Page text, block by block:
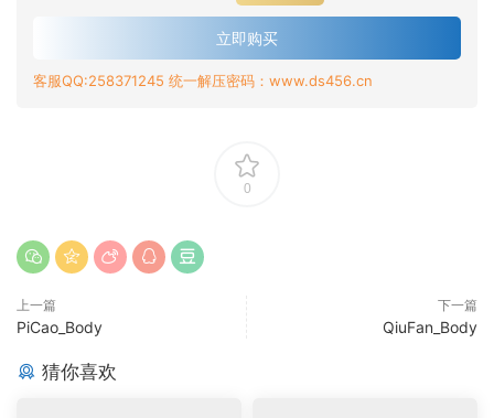
立即购买
客服QQ:258371245 统一解压密码：www.ds456.cn
0
上一篇
PiCao_Body
下一篇
QiuFan_Body
猜你喜欢